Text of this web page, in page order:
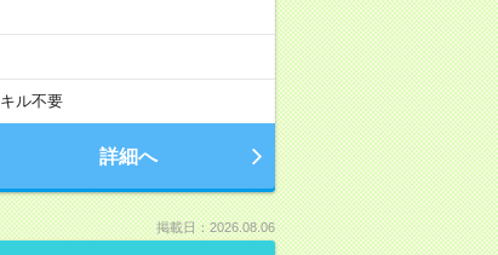
ル不要
詳細へ
掲載日：2026.08.06